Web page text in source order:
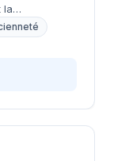
la
que dans le
les
des
de